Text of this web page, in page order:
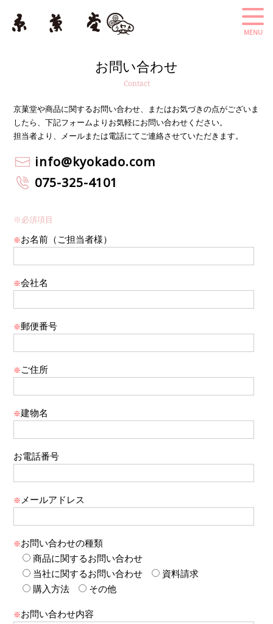
お問い合わせ
Contact
京菓堂や商品に関するお問い合わせ、またはお気づきの点がございま
したら、下記フォームよりお気軽にお問い合わせください。
担当者より、メールまたは電話にてご連絡させていただきます。
info@kyokado.com
075-325-4101
※お名前（ご担当者様）
※会社名
※郵便番号
※ご住所
※建物名
お電話番号
※メールアドレス
※お問い合わせの種類
商品に関するお問い合わせ
当社に関するお問い合わせ
資料請求
購入方法
その他
※お問い合わせ内容